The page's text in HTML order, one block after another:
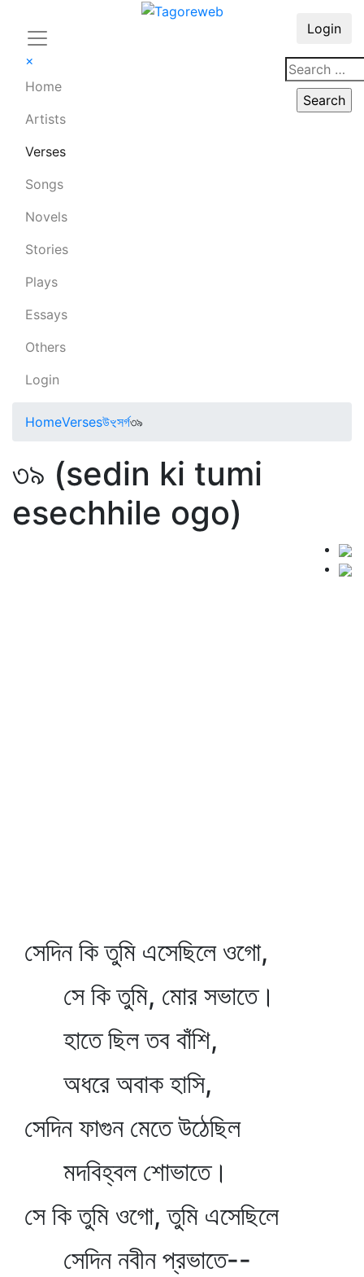
×
Home
Artists
Verses
Songs
Novels
Stories
Plays
Essays
Others
Login
Login
HomeVersesউৼসর্গ৩৯
৩৯ (sedin ki tumi
esechhile ogo)
সেদিন কি তুমি এসেছিলে ওগো,
সে কি তুমি, মোর সভাতে।
হাতে ছিল তব বাঁশি,
অধরে অবাক হাসি,
সেদিন ফাগুন মেতে উঠেছিল
মদবিহ্বল শোভাতে।
সে কি তুমি ওগো, তুমি এসেছিলে
সেদিন নবীন প্রভাতে--